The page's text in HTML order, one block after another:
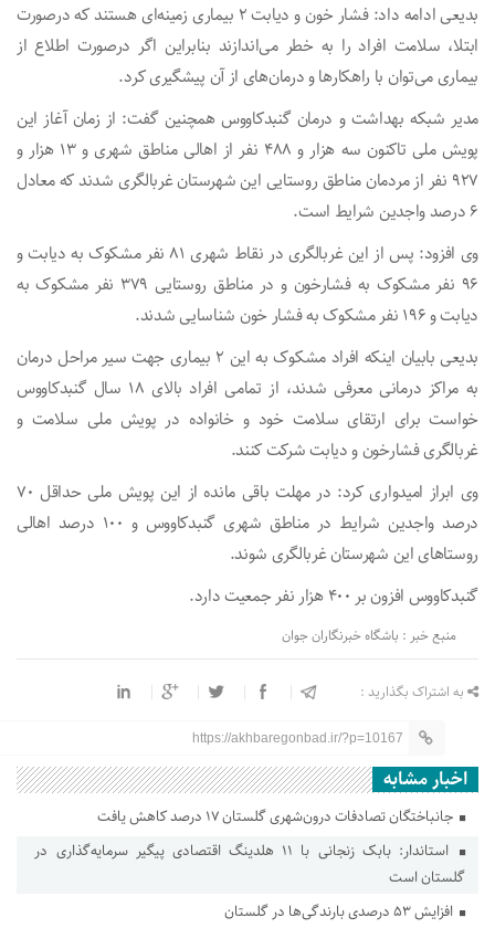
بدیعی ادامه داد: فشار خون و دیابت ۲ بیماری زمینه‌ای هستند که درصورت
ابتلا، سلامت افراد را به خطر می‌اندازند بنابراین اگر درصورت اطلاع از
بیماری می‌توان با راهکار‌ها و درمان‌های از آن پیشگیری کرد.
مدیر شبکه بهداشت و درمان گنبدکاووس همچنین گفت: از زمان آغاز این
پویش ملی تاکنون سه هزار و ۴۸۸ نفر از اهالی مناطق شهری و ۱۳ هزار و
۹۲۷ نفر از مردمان مناطق روستایی این شهرستان غربالگری شدند که معادل
۶ درصد واجدین شرایط است.
وی افزود: پس از این غربالگری در نقاط شهری ۸۱ نفر مشکوک به دیابت و
۹۶ نفر مشکوک به فشارخون و در مناطق روستایی ۳۷۹ نفر مشکوک به
دیابت و ۱۹۶ نفر مشکوک به فشار خون شناسایی شدند.
بدیعی بابیان اینکه افراد مشکوک به این ۲ بیماری جهت سیر مراحل درمان
به مراکز درمانی معرفی شدند، از تمامی افراد بالای ۱۸ سال گنبدکاووس
خواست برای ارتقای سلامت خود و خانواده در پویش ملی سلامت و
غربالگری فشارخون و دیابت شرکت کنند.
وی ابراز امیدواری کرد: در مهلت باقی مانده از این پویش ملی حداقل ۷۰
درصد واجدین شرایط در مناطق شهری گنبدکاووس و ۱۰۰ درصد اهالی
روستا‌های این شهرستان غربالگری شوند.
گنبدکاووس افزون بر ۴۰۰ هزار نفر جمعیت دارد.
منبع خبر : باشگاه خبرنگاران جوان
به اشتراک بگذارید :
https://akhbaregonbad.ir/?p=10167
اخبار مشابه
جانباختگان تصادفات درون‌شهری گلستان ۱۷ درصد کاهش یافت
استاندار: بابک زنجانی با ۱۱ هلدینگ اقتصادی پیگیر سرمایه‌گذاری در
گلستان است
افزایش ۵۳ درصدی بارندگی‌ها در گلستان